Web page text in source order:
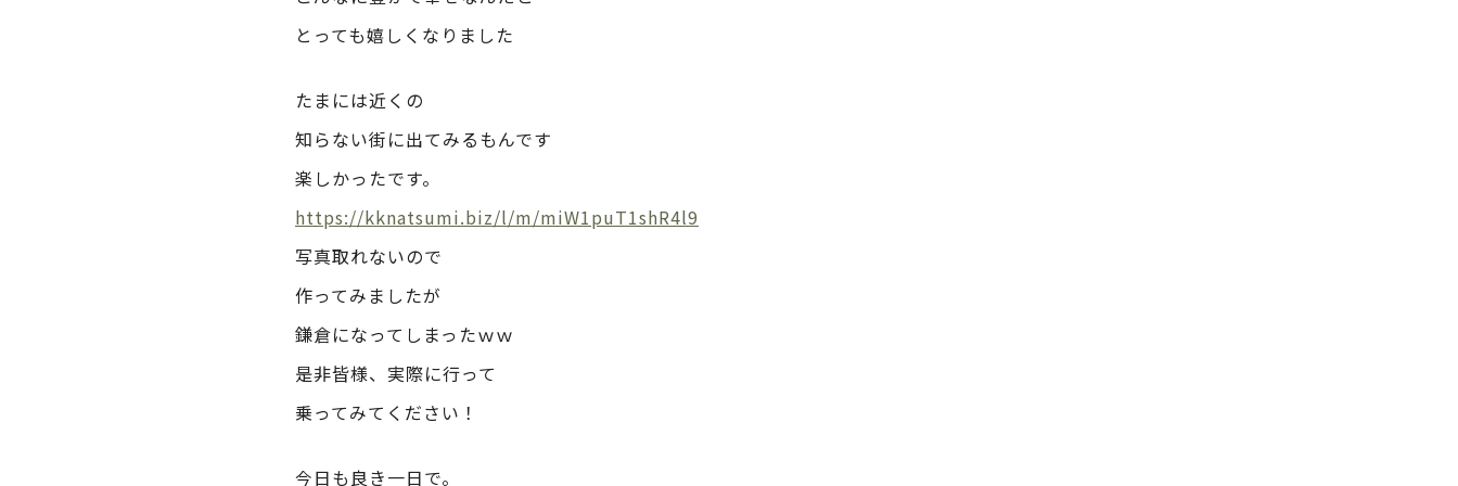
とっても嬉しくなりました
たまには近くの
知らない街に出てみるもんです
楽しかったです。
https://kknatsumi.biz/l/m/miW1puT1shR4l9
写真取れないので
作ってみましたが
鎌倉になってしまったｗｗ
是非皆様、実際に行って
乗ってみてください！
今日も良き一日で。